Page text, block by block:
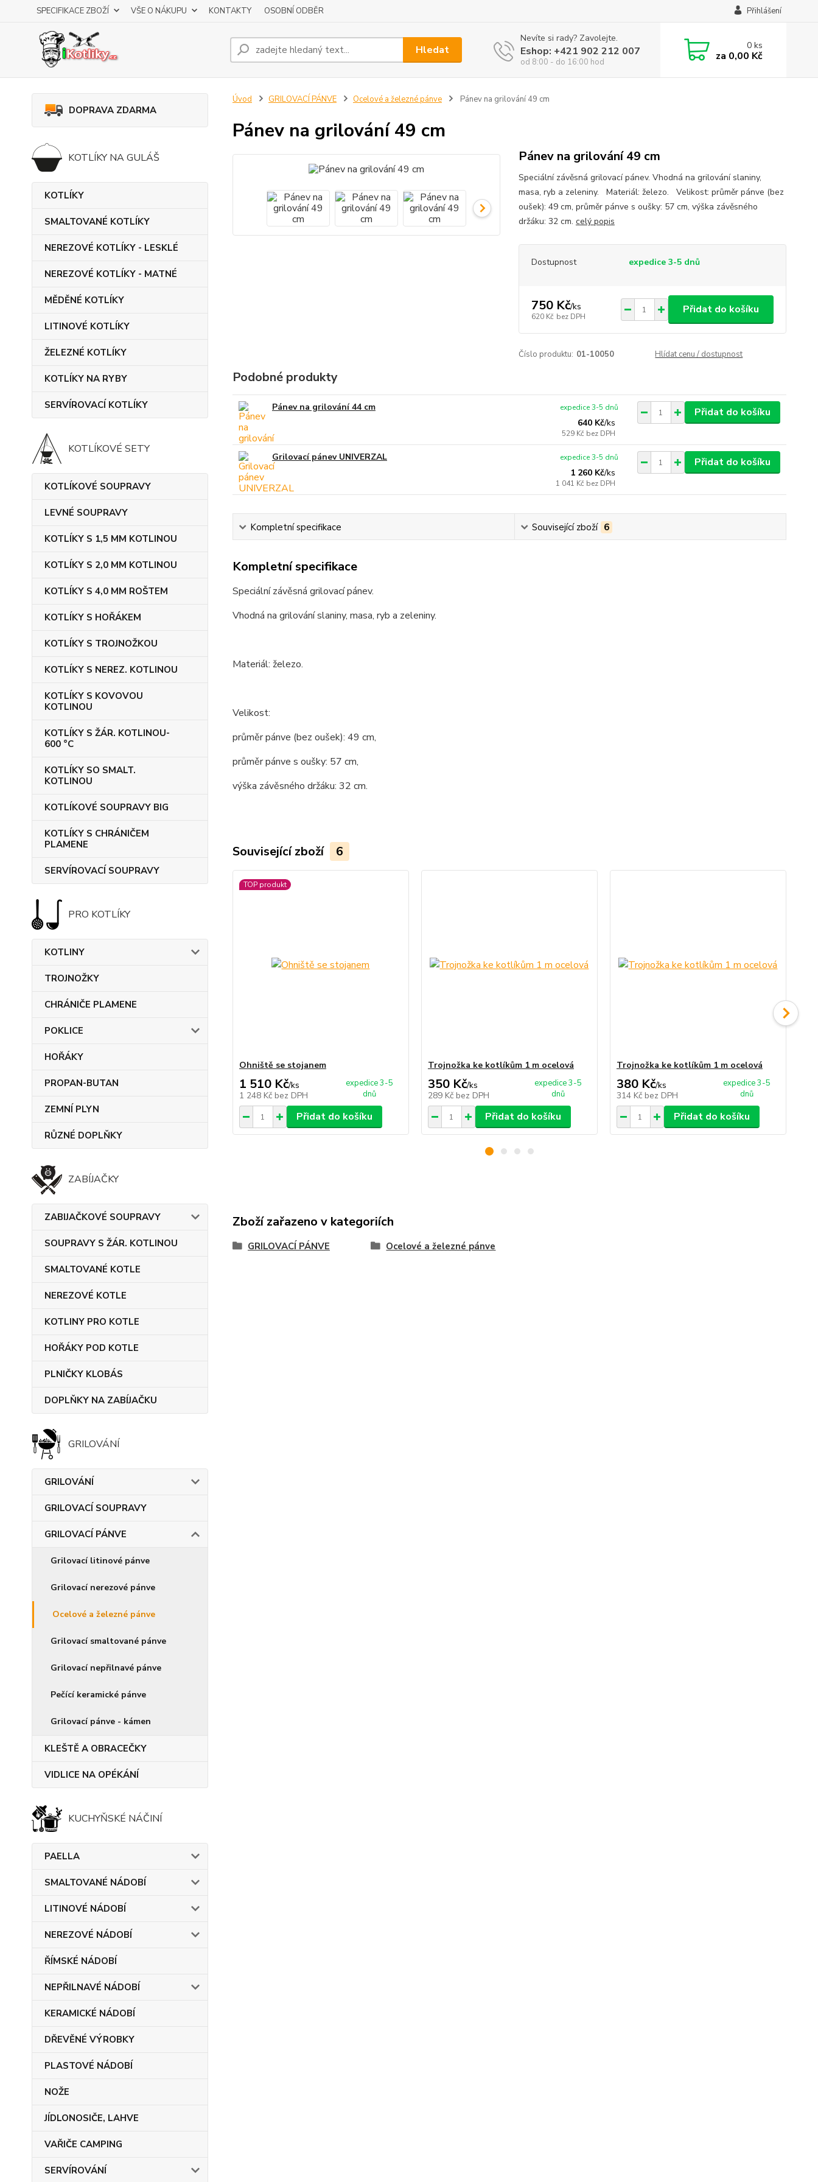
SPECIFIKACE ZBOŽÍ VŠE O NÁKUPU KONTAKTY OSOBNÍ ODBĚR Přihlášení
Hledat
Nevíte si rady? Zavolejte.
Eshop: +421 902 212 007
od 8:00 - do 16:00 hod
0ks
za 0,00 Kč
DOPRAVA ZDARMA
KOTLÍKY NA GULÁŠ
KOTLÍKY
SMALTOVANÉ KOTLÍKY
NEREZOVÉ KOTLÍKY - LESKLÉ
NEREZOVÉ KOTLÍKY - MATNÉ
MĚDĚNÉ KOTLÍKY
LITINOVÉ KOTLÍKY
ŽELEZNÉ KOTLÍKY
KOTLÍKY NA RYBY
SERVÍROVACÍ KOTLÍKY
KOTLÍKOVÉ SETY
KOTLÍKOVÉ SOUPRAVY
LEVNÉ SOUPRAVY
KOTLÍKY S 1,5 MM KOTLINOU
KOTLÍKY S 2,0 MM KOTLINOU
KOTLÍKY S 4,0 MM ROŠTEM
KOTLÍKY S HOŘÁKEM
KOTLÍKY S TROJNOŽKOU
KOTLÍKY S NEREZ. KOTLINOU
KOTLÍKY S KOVOVOU
KOTLINOU
KOTLÍKY S ŽÁR. KOTLINOU-
600 °C
KOTLÍKY SO SMALT.
KOTLINOU
KOTLÍKOVÉ SOUPRAVY BIG
KOTLÍKY S CHRÁNIČEM
PLAMENE
SERVÍROVACÍ SOUPRAVY
PRO KOTLÍKY
KOTLINY
TROJNOŽKY
CHRÁNIČE PLAMENE
POKLICE
HOŘÁKY
PROPAN-BUTAN
ZEMNÍ PLYN
RŮZNÉ DOPLŇKY
ZABÍJAČKY
ZABIJAČKOVÉ SOUPRAVY
SOUPRAVY S ŽÁR. KOTLINOU
SMALTOVANÉ KOTLE
NEREZOVÉ KOTLE
KOTLINY PRO KOTLE
HOŘÁKY POD KOTLE
PLNIČKY KLOBÁS
DOPLŇKY NA ZABÍJAČKU
GRILOVÁNÍ
GRILOVÁNÍ
GRILOVACÍ SOUPRAVY
GRILOVACÍ PÁNVE
Grilovací litinové pánve
Grilovací nerezové pánve
Ocelové a železné pánve
Grilovací smaltované pánve
Grilovací nepřilnavé pánve
Pečící keramické pánve
Grilovací pánve - kámen
KLEŠTĚ A OBRACEČKY
VIDLICE NA OPÉKÁNÍ
KUCHYŇSKÉ NÁČINÍ
PAELLA
SMALTOVANÉ NÁDOBÍ
LITINOVÉ NÁDOBÍ
NEREZOVÉ NÁDOBÍ
ŘÍMSKÉ NÁDOBÍ
NEPŘILNAVÉ NÁDOBÍ
KERAMICKÉ NÁDOBÍ
DŘEVĚNÉ VÝROBKY
PLASTOVÉ NÁDOBÍ
NOŽE
JÍDLONOSIČE, LAHVE
VAŘIČE CAMPING
SERVÍROVÁNÍ
Úvod GRILOVACÍ PÁNVE Ocelové a železné pánve Pánev na grilování 49 cm
Pánev na grilování 49 cm
Pánev na grilování 49 cm
Speciální závěsná grilovací pánev. Vhodná na grilování slaniny,
masa, ryb a zeleniny. Materiál: železo. Velikost: průměr pánve (bez
oušek): 49 cm, průměr pánve s oušky: 57 cm, výška závěsného
držáku: 32 cm. celý popis
Dostupnost expedice 3-5 dnů
750 Kč/ks
620 Kč bez DPH
Přidat do košíku
Číslo produktu: 01-10050 Hlídat cenu / dostupnost
Podobné produkty
Pánev na grilování 44 cm
640 Kč/ks
529 Kč bez DPH
expedice 3-5 dnů Přidat do košíku
Grilovací pánev UNIVERZAL
1 260 Kč/ks
1 041 Kč bez DPH
expedice 3-5 dnů Přidat do košíku
Kompletní specifikace Související zboží 6
Kompletní specifikace
Speciální závěsná grilovací pánev.
Vhodná na grilování slaniny, masa, ryb a zeleniny.
Materiál: železo.
Velikost:
průměr pánve (bez oušek): 49 cm,
průměr pánve s oušky: 57 cm,
výška závěsného držáku: 32 cm.
Související zboží 6
TOP produkt
Ohniště se stojanem
1 510 Kč/ks
1 248 Kč bez DPH
expedice 3-5
dnů
Přidat do košíku
Trojnožka ke kotlíkům 1 m ocelová
350 Kč/ks
289 Kč bez DPH
expedice 3-5
dnů
Přidat do košíku
Trojnožka ke kotlíkům 1 m ocelová
380 Kč/ks
314 Kč bez DPH
expedice 3-5
dnů
Přidat do košíku
Zboží zařazeno v kategoriích
GRILOVACÍ PÁNVE Ocelové a železné pánve